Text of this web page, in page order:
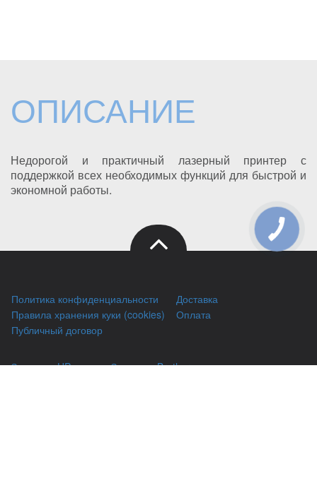
ОПИСАНИЕ
Недорогой и практичный лазерный принтер с
поддержкой всех необходимых функций для быстрой и
экономной работы.
Политика конфиденциальности
Правила хранения куки (cookies)
Публичный договор
Доставка
Оплата
Заправка HP
Заправка Brother